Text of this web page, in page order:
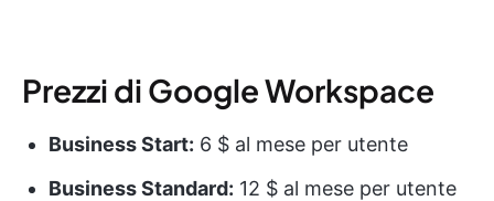
Prezzi di Google Workspace
Business Start: 6 $ al mese per utente
Business Standard: 12 $ al mese per utente